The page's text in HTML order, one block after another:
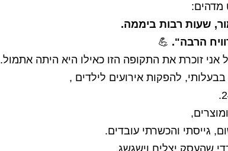
שעות רבות ביממה.
הרבה". 💪
זוכרת את התקופה הזו כאילו היא היתה אתמול.
להפקות אירועים לילדים ,
גייסתי והכשרתי עובדים.